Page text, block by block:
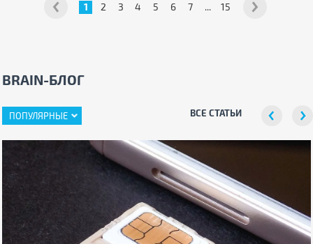
1 2 3 4 5 6 7 ... 15
BRAIN-БЛОГ
ПОПУЛЯРНЫЕ ВСЕ СТАТЬИ